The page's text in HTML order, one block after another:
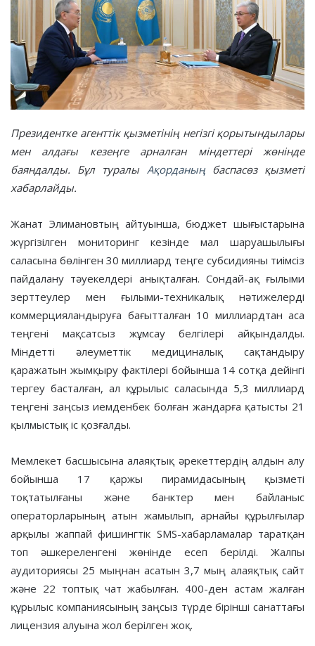
Президентке агенттік қызметінің негізгі қорытындылары
мен алдағы кезеңге арналған міндеттері жөнінде
баяндалды. Бұл туралы Ақорданыңбаспасөз қызметі
хабарлайды.
Жанат Элимановтың айтуынша, бюджет шығыстарына
жүргізілген мониторинг кезінде мал шаруашылығы
саласына бөлінген 30 миллиард теңге субсидияны тиімсіз
пайдалану тәуекелдері анықталған. Сондай-ақ ғылыми
зерттеулер мен ғылыми-техникалық нәтижелерді
коммерцияландыруға бағытталған 10 миллиардтан аса
теңгені мақсатсыз жұмсау белгілері айқындалды.
Міндетті әлеуметтік медициналық сақтандыру
қаражатын жымқыру фактілері бойынша 14 сотқа дейінгі
тергеу басталған, ал құрылыс саласында 5,3 миллиард
теңгені заңсыз иемденбек болған жандарға қатысты 21
қылмыстық іс қозғалды.
Мемлекет басшысына алаяқтық әрекеттердің алдын алу
бойынша 17 қаржы пирамидасының қызметі
тоқтатылғаны және банктер мен байланыс
операторларының атын жамылып, арнайы құрылғылар
арқылы жаппай фишингтік SMS-хабарламалар таратқан
топ әшкереленгені жөнінде есеп берілді. Жалпы
аудиториясы 25 мыңнан асатын 3,7 мың алаяқтық сайт
және 22 топтық чат жабылған. 400-ден астам жалған
құрылыс компаниясының заңсыз түрде бірінші санаттағы
лицензия алуына жол берілген жоқ.